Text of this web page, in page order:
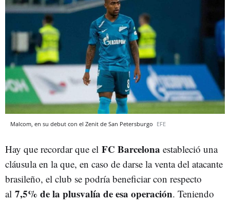
Malcom, en su debut con el Zenit de San Petersburgo EFE
Hay que recordar que el FC Barcelona estableció una
cláusula en la que, en caso de darse la venta del atacante
brasileño, el club se podría beneficiar con respecto
al 7,5% de la plusvalía de esa operación. Teniendo